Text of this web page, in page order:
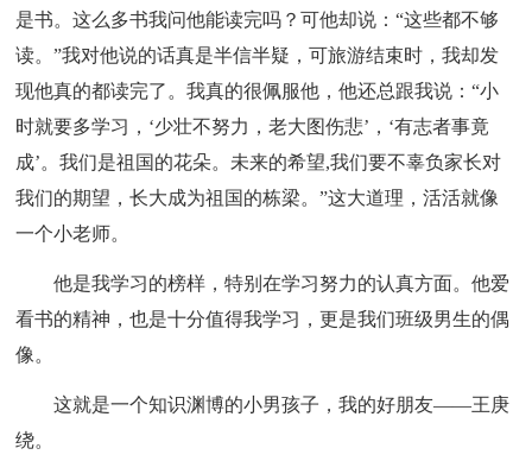
是书。这么多书我问他能读完吗？可他却说：“这些都不够
读。”我对他说的话真是半信半疑，可旅游结束时，我却发
现他真的都读完了。我真的很佩服他，他还总跟我说：“小
时就要多学习，‘少壮不努力，老大图伤悲’，‘有志者事竟
成’。我们是祖国的花朵。未来的希望,我们要不辜负家长对
我们的期望，长大成为祖国的栋梁。”这大道理，活活就像
一个小老师。
他是我学习的榜样，特别在学习努力的认真方面。他爱
看书的精神，也是十分值得我学习，更是我们班级男生的偶
像。
这就是一个知识渊博的小男孩子，我的好朋友――王庚
绕。